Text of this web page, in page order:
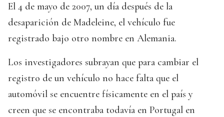
El 4 de mayo de 2007, un día después de la
desaparición de Madeleine, el vehículo fue
registrado bajo otro nombre en Alemania.
Los investigadores subrayan que para cambiar el
registro de un vehículo no hace falta que el
automóvil se encuentre físicamente en el país y
creen que se encontraba todavía en Portugal en